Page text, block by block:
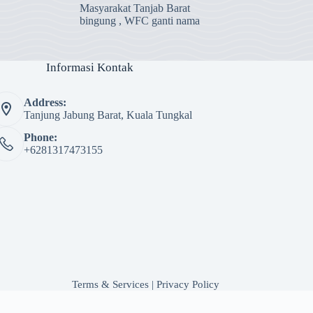
Masyarakat Tanjab Barat
bingung , WFC ganti nama
Informasi Kontak
Address:
Tanjung Jabung Barat, Kuala Tungkal
Phone:
+6281317473155
Terms & Services| Privacy Policy